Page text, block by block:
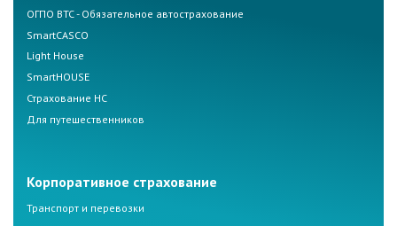
ОГПО ВТС - Обязательное автострахование
SmartCASCO
Light House
SmartHOUSE
Страхование НС
Для путешественников
Корпоративное страхование
Транспорт и перевозки